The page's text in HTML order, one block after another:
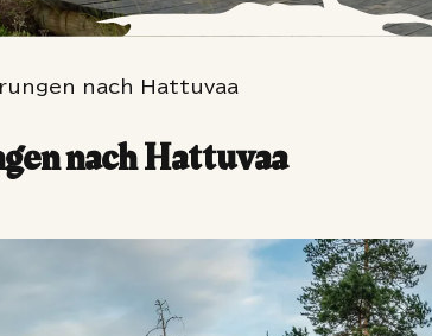
nach Hattuvaa
nach Hattuvaa